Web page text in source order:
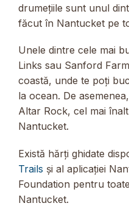
drumețiile sunt unul
făcut în Nantucket pe
Unele dintre cele mai
Links sau Sanford
coastă, unde te poți
la ocean. De
Altar Rock, cel mai
Nantucket.
Există hărți ghidate
Trails și al aplicației
Foundation pentru
Nantucket.